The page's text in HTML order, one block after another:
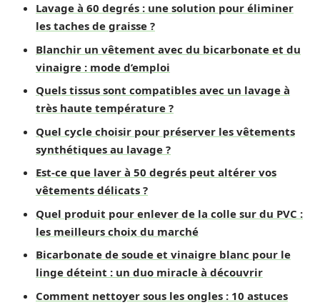
Lavage à 60 degrés : une solution pour éliminer
les taches de graisse ?
Blanchir un vêtement avec du bicarbonate et du
vinaigre : mode d’emploi
Quels tissus sont compatibles avec un lavage à
très haute température ?
Quel cycle choisir pour préserver les vêtements
synthétiques au lavage ?
Est-ce que laver à 50 degrés peut altérer vos
vêtements délicats ?
Quel produit pour enlever de la colle sur du PVC :
les meilleurs choix du marché
Bicarbonate de soude et vinaigre blanc pour le
linge déteint : un duo miracle à découvrir
Comment nettoyer sous les ongles : 10 astuces